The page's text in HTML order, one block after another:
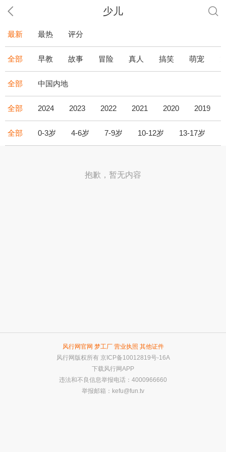
少儿
最新 最热 评分
全部 早教 故事 冒险 真人 搞笑 萌宠
全部 中国内地
全部 2024 2023 2022 2021 2020 2019
全部 0-3岁 4-6岁 7-9岁 10-12岁 13-17岁
抱歉，暂无内容
风行网官网 梦工厂 营业执照 其他证件
风行网版权所有 京ICP备10012819号-16A
下载风行网APP
违法和不良信息举报电话：4000966660
举报邮箱： kefu@fun.tv